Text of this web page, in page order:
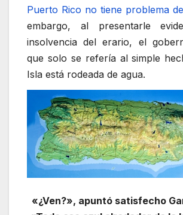
Puerto Rico no tiene problema
embargo, al presentarle
insolvencia del erario, el
que solo se refería al simple
Isla está rodeada de agua.
«¿Ven?», apuntó satisfecho